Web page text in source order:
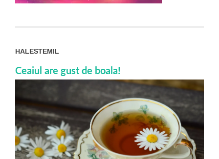
HALESTEMIL
Ceaiul are gust de boala!